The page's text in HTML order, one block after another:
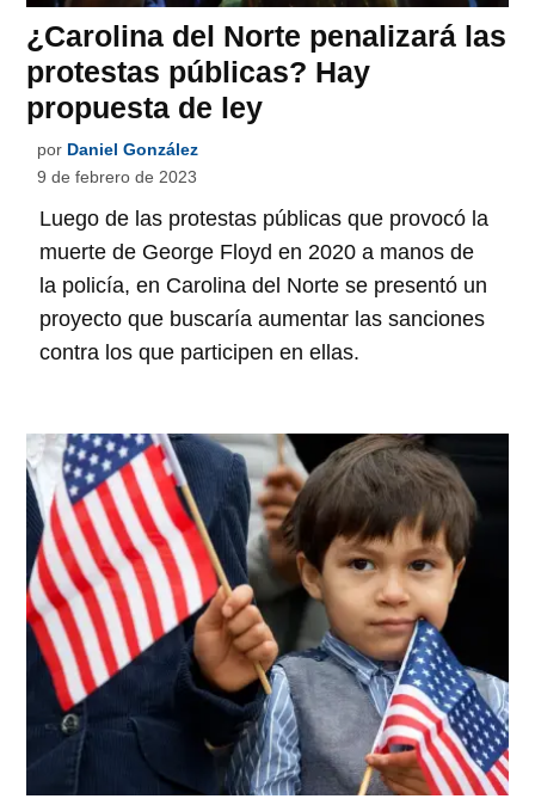
¿Carolina del Norte penalizará las
protestas públicas? Hay
propuesta de ley
por Daniel González
9 de febrero de 2023
Luego de las protestas públicas que provocó la
muerte de George Floyd en 2020 a manos de
la policía, en Carolina del Norte se presentó un
proyecto que buscaría aumentar las sanciones
contra los que participen en ellas.